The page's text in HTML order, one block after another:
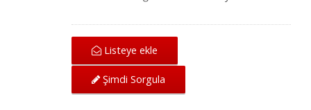
Mükemmel mekanik koruma sunan LC-LC tek
modlu yama kablosu, IEC ve ANSI/TIA
standartları altında ağ için mükemmel iletim
kalitesi sağlar. Fiber optik yama kablosu, yerel
alan ağı, fiber optik iletişim sistemi ve CATV
uygulamaları için fiber optik ekipmanlarla
Listeye ekle
Şimdi Sorgula